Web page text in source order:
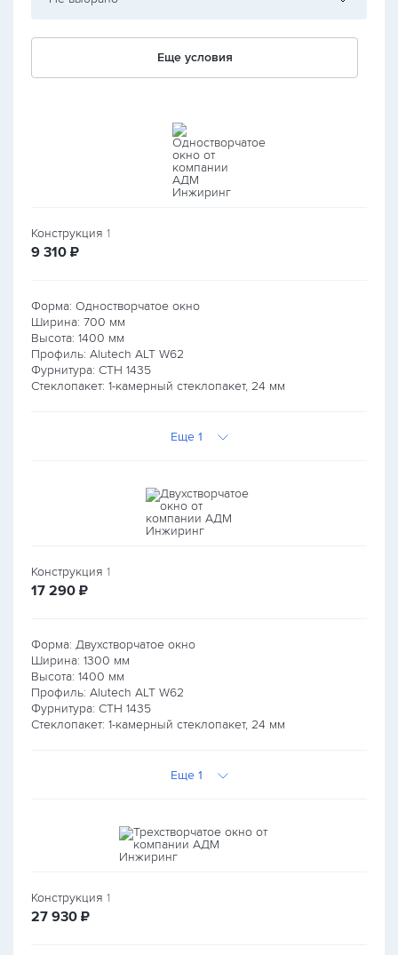
Еще условия
Конструкция 1
9 310 руб.
₽
Форма: Одностворчатое окно
Ширина: 700 мм
Высота: 1400 мм
Профиль: Alutech ALT W62
Фурнитура: СТН 1435
Стеклопакет: 1-камерный стеклопакет, 24 мм
Еще 1
Конструкция 1
17 290 руб.
₽
Форма: Двухстворчатое окно
Ширина: 1300 мм
Высота: 1400 мм
Профиль: Alutech ALT W62
Фурнитура: СТН 1435
Стеклопакет: 1-камерный стеклопакет, 24 мм
Еще 1
Конструкция 1
27 930 руб.
₽